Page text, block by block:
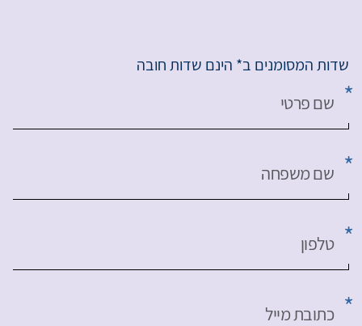
שדות המסומנים ב* הינם שדות חובה
שם פרטי
שם משפחה
טלפון
כתובת מייל